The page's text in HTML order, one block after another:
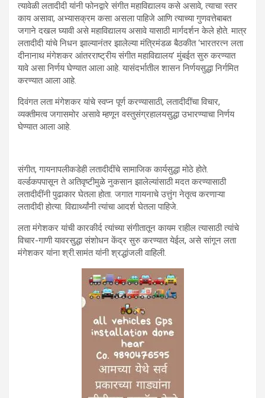
त्यावेळी लतादीदी यांनी फोनद्वारे संगीत महाविद्यालय कसे असावे, त्याचा स्तर
काय असावा, अभ्यासक्रम कसा असला पाहिजे आणि त्याच्या गुणवत्तेबाबत
जगाने दखल घ्यावी असे महाविद्यालय असावे यासाठी मार्गदर्शन केले होते. मात्र
लतादीदी यांचे निधन झाल्यानंतर झालेल्या मंत्रिमंडळ बैठकीत ‘भारतरत्न लता
दीनानाथ मंगेशकर आंतरराष्ट्रीय संगीत महाविद्यालय’ मुंबईत सुरु करण्यात
यावे असा निर्णय घेण्यात आला आहे. यासंदर्भातील शासन निर्णयसुद्धा निर्गमित
करण्यात आला आहे.
दिवंगत लता मंगेशकर यांचे स्वप्न पूर्ण करण्यासाठी, लतादीदींचा विचार,
व्यक्तीमत्व जगासमोर असावे म्हणून वस्तुसंग्रहालयसुद्धा उभारण्याचा निर्णय
घेण्यात आला आहे.
संगीत, गायनापलीकडेही लतादीदींचे सामाजिक कार्यसुद्धा मोठे होते.
वर्ल्डकपपासून ते अतिवृष्टीमुळे नुकसान झालेल्यांसाठी मदत करण्यासाठी
लतादीदींनी पुढाकार घेतला होता. जगात गायनाचे उत्तुंग नेतृत्व करणाऱ्या
लतादीदी होत्या. विद्यार्थ्यांनी त्यांचा आदर्श घेतला पाहिजे.
लता मंगेशकर यांची कारकीर्द त्यांच्या संगीतातून कायम राहील त्यासाठी त्यांचे
विचार-गाणी यावरसुद्धा संशोधन केंद्र सुरु करण्यात येईल, असे सांगून लता
मंगेशकर यांना श्री.सामंत यांनी श्रद्धांजली वाहिली.